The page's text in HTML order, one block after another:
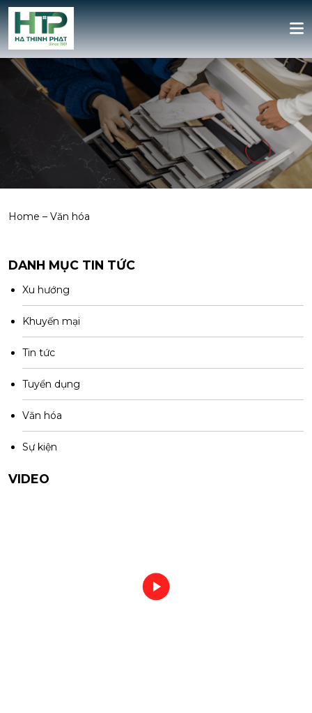
Home – Văn hóa
DANH MỤC TIN TỨC
Xu hướng
Khuyến mại
Tin tức
Tuyển dụng
Văn hóa
Sự kiện
VIDEO